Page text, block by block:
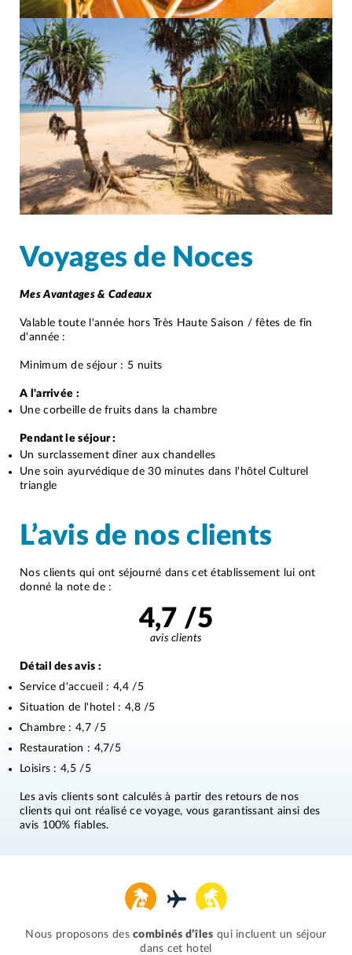
Voyages de Noces
Mes Avantages & Cadeaux
Valable toute l'année hors Très Haute Saison / fêtes de fin
d'année :
Minimum de séjour : 5 nuits
A l'arrivée :
Une corbeille de fruits dans la chambre
Pendant le séjour :
Un surclassement dîner aux chandelles
Une soin ayurvédique de 30 minutes dans l'hôtel Culturel
triangle
L’avis de nos clients
Nos clients qui ont séjourné dans cet établissement lui ont
donné la note de :
4,7 /5
avis clients
Détail des avis :
Service d'accueil : 4,4/5
Situation de l'hotel : 4,8/5
Chambre : 4,7/5
Restauration : 4,7/5
Loisirs : 4,5/5
Les avis clients sont calculés à partir des retours de nos
clients qui ont réalisé ce voyage, vous garantissant ainsi des
avis 100% fiables.
Nous proposons descombinés d’îles qui incluent un séjour
dans cet hotel